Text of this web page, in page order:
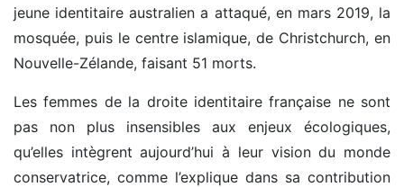
jeune identitaire australien a attaqué, en mars 2019, la
mosquée, puis le centre islamique, de Christchurch, en
Nouvelle-Zélande, faisant 51 morts.
Les femmes de la droite identitaire française ne sont
pas non plus insensibles aux enjeux écologiques,
qu’elles intègrent aujourd’hui à leur vision du monde
conservatrice, comme l’explique dans sa contribution